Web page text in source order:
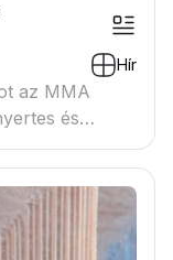
Hír
az MMA
és
a